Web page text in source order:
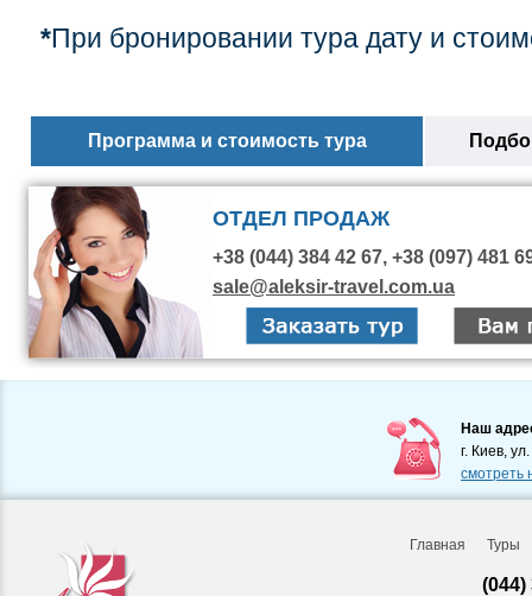
*При бронировании тура дату и
Программа и стоимость тура
ОТДЕЛ ПРОДАЖ
+38 (044) 384 42 67, +38 (097) 481
sale@aleksir-travel.com.ua
Наш
г. Киев,
смотреть
Главная Туры
(044)